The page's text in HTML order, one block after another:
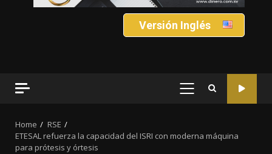
Versión Inglés
PRIMARY
Home
RSE
ETESAL refuerza la capacidad del ISRI con moderna máquina
para prótesis y órtesis